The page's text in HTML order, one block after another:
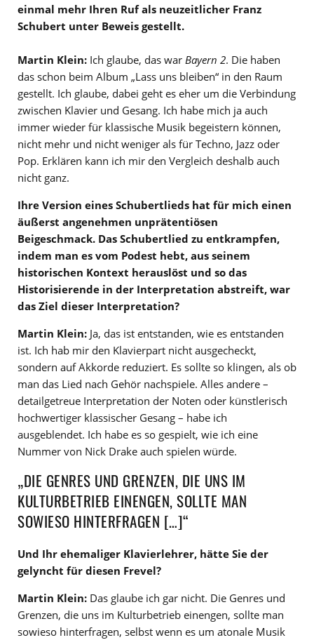
einmal mehr Ihren Ruf als neuzeitlicher Franz
Schubert unter Beweis gestellt.
Martin Klein: Ich glaube, das war Bayern 2. Die haben
das schon beim Album „Lass uns bleiben“ in den Raum
gestellt. Ich glaube, dabei geht es eher um die Verbindung
zwischen Klavier und Gesang. Ich habe mich ja auch
immer wieder für klassische Musik begeistern können,
nicht mehr und nicht weniger als für Techno, Jazz oder
Pop. Erklären kann ich mir den Vergleich deshalb auch
nicht ganz.
Ihre Version eines Schubertlieds hat für mich einen
äußerst angenehmen unprätentiösen
Beigeschmack. Das Schubertlied zu entkrampfen,
indem man es vom Podest hebt, aus seinem
historischen Kontext herauslöst und so das
Historisierende in der Interpretation abstreift, war
das Ziel dieser Interpretation?
Martin Klein: Ja, das ist entstanden, wie es entstanden
ist. Ich hab mir den Klavierpart nicht ausgecheckt,
sondern auf Akkorde reduziert. Es sollte so klingen, als ob
man das Lied nach Gehör nachspiele. Alles andere –
detailgetreue Interpretation der Noten oder künstlerisch
hochwertiger klassischer Gesang – habe ich
ausgeblendet. Ich habe es so gespielt, wie ich eine
Nummer von Nick Drake auch spielen würde.
„DIE GENRES UND GRENZEN, DIE UNS IM
KULTURBETRIEB EINENGEN, SOLLTE MAN
SOWIESO HINTERFRAGEN […]“
Und Ihr ehemaliger Klavierlehrer, hätte Sie der
gelyncht für diesen Frevel?
Martin Klein: Das glaube ich gar nicht. Die Genres und
Grenzen, die uns im Kulturbetrieb einengen, sollte man
sowieso hinterfragen, selbst wenn es um atonale Musik